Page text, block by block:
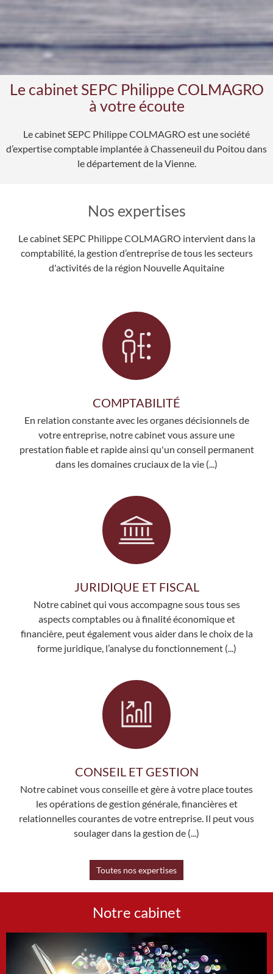
Le cabinet SEPC Philippe COLMAGRO
à votre écoute
Le cabinet SEPC Philippe COLMAGRO est une société
d’expertise comptable implantée à Chasseneuil du Poitou dans
le département de la Vienne.
Nos expertises
Le cabinet SEPC Philippe COLMAGRO intervient dans la
comptabilité, la gestion d’entreprise de tous les secteurs
d'activités de la région Nouvelle Aquitaine
COMPTABILITÉ
En relation constante avec les organes décisionnels de
votre entreprise, notre cabinet vous assure une
prestation fiable et rapide ainsi qu'un conseil permanent
dans les domaines cruciaux de la vie (...)
JURIDIQUE ET FISCAL
Notre cabinet qui vous accompagne sous tous ses
aspects comptables ou à finalité économique et
financière, peut également vous aider dans le choix de la
forme juridique, l’analyse du fonctionnement (...)
CONSEIL ET GESTION
Notre cabinet vous conseille et gère à votre place toutes
les opérations de gestion générale, financières et
relationnelles courantes de votre entreprise. Il peut vous
soulager dans la gestion de (...)
Toutes nos expertises
Notre cabinet